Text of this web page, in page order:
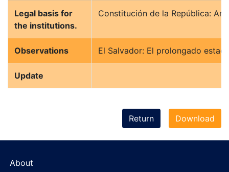
Legal basis for
the institutions.
Constitución de la República:
Observations El Salvador: El prolongado
Update
Download
Return
About